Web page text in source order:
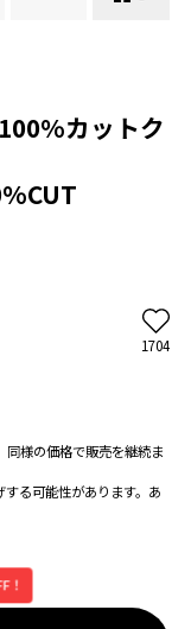
カットク
1704
様の価格で販売を継続ま
る可能性があります。あ
！